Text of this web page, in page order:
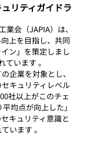
リティガイドラ
会（JAPIA）は、
上を目指し、共同
ン」を策定しまし
います 。
企業を対象とし、
キュリティレベル
社以上がこのチェ
均点が向上した」
キュリティ意識と
います 。